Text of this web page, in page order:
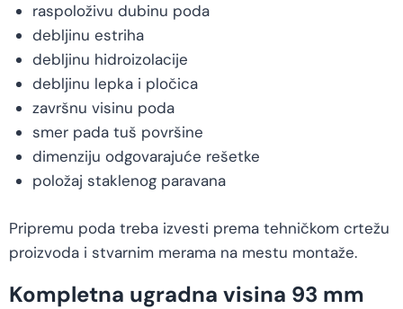
raspoloživu dubinu poda
debljinu estriha
debljinu hidroizolacije
debljinu lepka i pločica
završnu visinu poda
smer pada tuš površine
dimenziju odgovarajuće rešetke
položaj staklenog paravana
Pripremu poda treba izvesti prema tehničkom crtežu
proizvoda i stvarnim merama na mestu montaže.
Kompletna ugradna visina 93 mm